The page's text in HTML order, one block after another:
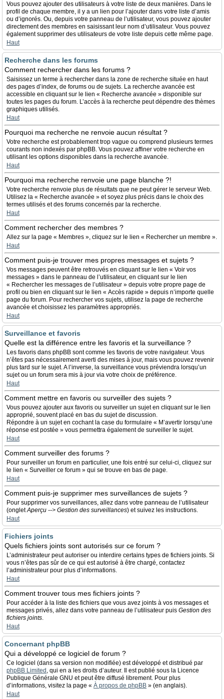
Vous pouvez ajouter des utilisateurs à votre liste de deux manières. Dans le
profil de chaque membre, il y a un lien pour l’ajouter dans votre liste d’amis
ou d’ignorés. Ou, depuis votre panneau de l’utilisateur, vous pouvez ajouter
directement des membres en saisissant leur nom d’utilisateur. Vous pouvez
également supprimer des utilisateurs de votre liste depuis cette même page.
Haut
Recherche dans les forums
Comment rechercher dans les forums ?
Saisissez un terme à rechercher dans la zone de recherche située en haut
des pages d’index, de forums ou de sujets. La recherche avancée est
accessible en cliquant sur le lien « Recherche avancée » disponible sur
toutes les pages du forum. L’accès à la recherche peut dépendre des thèmes
graphiques utilisés.
Haut
Pourquoi ma recherche ne renvoie aucun résultat ?
Votre recherche est probablement trop vague ou comprend plusieurs termes
courants non indexés par phpBB. Vous pouvez affiner votre recherche en
utilisant les options disponibles dans la recherche avancée.
Haut
Pourquoi ma recherche renvoie une page blanche ?!
Votre recherche renvoie plus de résultats que ne peut gérer le serveur Web.
Utilisez la « Recherche avancée » et soyez plus précis dans le choix des
termes utilisés et des forums concernés par la recherche.
Haut
Comment rechercher des membres ?
Allez sur la page « Membres », cliquez sur le lien « Rechercher un membre ».
Haut
Comment puis-je trouver mes propres messages et sujets ?
Vos messages peuvent être retrouvés en cliquant sur le lien « Voir vos
messages » dans le panneau de l’utilisateur, en cliquant sur le lien
« Rechercher les messages de l’utilisateur » depuis votre propre page de
profil ou bien en cliquant sur le lien « Accès rapide » depuis n’importe quelle
page du forum. Pour rechercher vos sujets, utilisez la page de recherche
avancée et choisissez les paramètres appropriés.
Haut
Surveillance et favoris
Quelle est la différence entre les favoris et la surveillance ?
Les favoris dans phpBB sont comme les favoris de votre navigateur. Vous
n’êtes pas nécessairement averti des mises à jour, mais vous pouvez revenir
plus tard sur le sujet. A l’inverse, la surveillance vous préviendra lorsqu’un
sujet ou un forum sera mis à jour via votre choix de préférence.
Haut
Comment mettre en favoris ou surveiller des sujets ?
Vous pouvez ajouter aux favoris ou surveiller un sujet en cliquant sur le lien
approprié, souvent placé en bas du sujet de discussion.
Répondre à un sujet en cochant la case du formulaire « M’avertir lorsqu’une
réponse est postée » vous permettra également de surveiller le sujet.
Haut
Comment surveiller des forums ?
Pour surveiller un forum en particulier, une fois entré sur celui-ci, cliquez sur
le lien « Surveiller ce forum » qui se trouve en bas de page.
Haut
Comment puis-je supprimer mes surveillances de sujets ?
Pour supprimer vos surveillances, allez dans votre panneau de l’utilisateur
(ongletAperçu --> Gestion des surveillances) et suivez les instructions.
Haut
Fichiers joints
Quels fichiers joints sont autorisés sur ce forum ?
L’administrateur peut autoriser ou interdire certains types de fichiers joints. Si
vous n’êtes pas sûr de ce qui est autorisé à être chargé, contactez
l’administrateur pour plus d’informations.
Haut
Comment trouver tous mes fichiers joints ?
Pour accéder à la liste des fichiers que vous avez joints à vos messages et
messages privés, allez dans votre panneau de l’utilisateur puis Gestion des
fichiers joints.
Haut
Concernant phpBB
Qui a développé ce logiciel de forum ?
Ce logiciel (dans sa version non modifiée) est développé et distribué par
phpBB Limited , qui en a les droits d’auteur. Il est publié sous la Licence
Publique Générale GNU et peut être diffusé librement. Pour plus
d’informations, visitez la page « À propos de phpBB » (en anglais).
Haut